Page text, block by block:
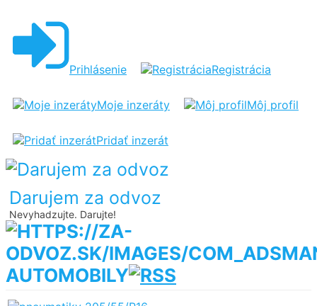
Prihlásenie Registrácia
Moje inzeráty Môj profil
Pridať inzerát
Darujem za odvoz
Nevyhadzujte. Darujte!
AUTOMOBILY